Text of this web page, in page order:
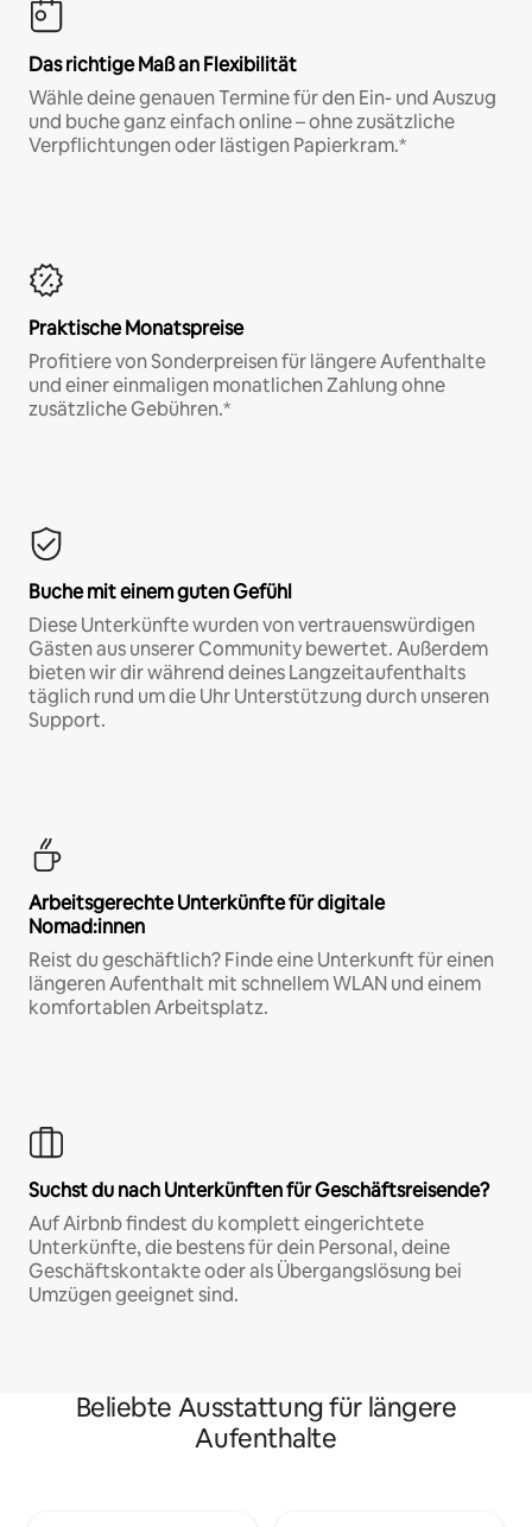
Das richtige Maß an Flexibilität
Wähle deine genauen Termine für den Ein- und Auszug
und buche ganz einfach online – ohne zusätzliche
Verpflichtungen oder lästigen Papierkram.*
Praktische Monatspreise
Profitiere von Sonderpreisen für längere Aufenthalte
und einer einmaligen monatlichen Zahlung ohne
zusätzliche Gebühren.*
Buche mit einem guten Gefühl
Diese Unterkünfte wurden von vertrauenswürdigen
Gästen aus unserer Community bewertet. Außerdem
bieten wir dir während deines Langzeitaufenthalts
täglich rund um die Uhr Unterstützung durch unseren
Support.
Arbeitsgerechte Unterkünfte für digitale
Nomad:innen
Reist du geschäftlich? Finde eine Unterkunft für einen
längeren Aufenthalt mit schnellem WLAN und einem
komfortablen Arbeitsplatz.
Suchst du nach Unterkünften für Geschäftsreisende?
Auf Airbnb findest du komplett eingerichtete
Unterkünfte, die bestens für dein Personal, deine
Geschäftskontakte oder als Übergangslösung bei
Umzügen geeignet sind.
Beliebte Ausstattung für längere
Aufenthalte